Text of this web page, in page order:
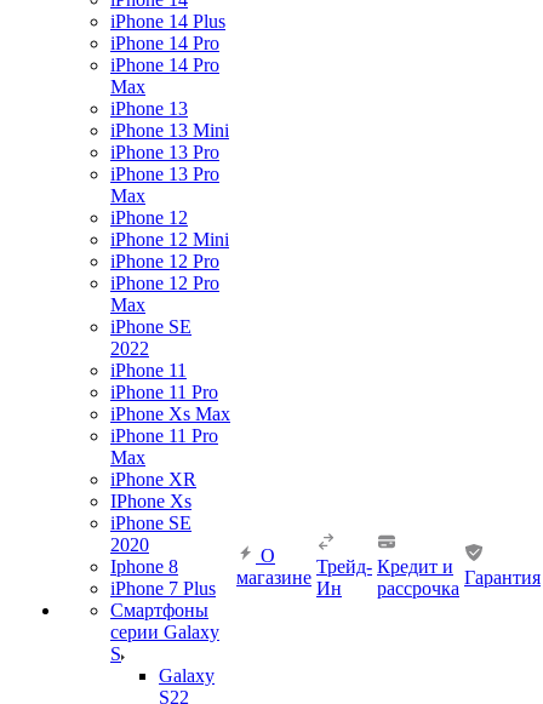
iPhone 14 Plus
iPhone 14 Pro
iPhone 14 Pro
Max
iPhone 13
iPhone 13 Mini
iPhone 13 Pro
iPhone 13 Pro
Max
iPhone 12
iPhone 12 Mini
iPhone 12 Pro
iPhone 12 Pro
Max
iPhone SE
2022
iPhone 11
iPhone 11 Pro
iPhone Xs Max
iPhone 11 Pro
Max
iPhone XR
IPhone Xs
iPhone SE
2020
Iphone 8
iPhone 7 Plus
Смартфоны
серии Galaxy
S
Galaxy
S22
О
магазине
Трейд-
Ин
Кредит и
рассрочка
Гарантия